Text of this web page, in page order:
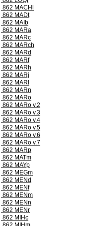
862 MACHl
862 MADt
862 MAIb
862 MARa
862 MARc
862 MARch
862 MARd
862 MARf
862 MARh
862 MARj
862 MARl
862 MARn
862 MARo
862 MARo v.2
862 MARo v.3
862 MARo v.4
862 MARo v.5
862 MARo v.6
862 MARo v.7
862 MARp
862 MATm
862 MAYp
862 MEGm
862 MENd
862 MENf
862 MENm
862 MENn
862 MENr
862 MIHc